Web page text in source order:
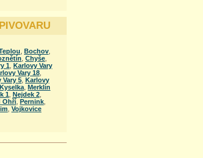
Bochov
Chyše
1 Karlovy Vary
Vary 18
Vary 5 Karlovy
Kyselka Merklín
1 Nejdek 2
Ohří Pernink
Vojkovice